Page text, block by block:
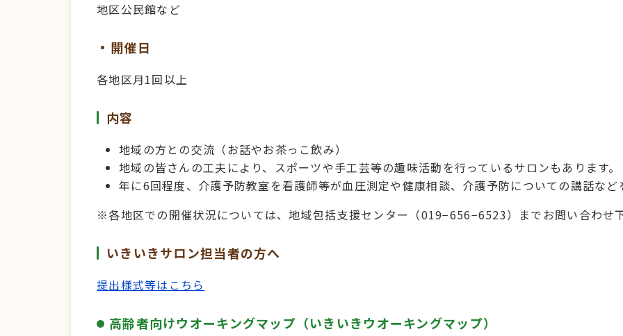
地区公民館など
開催日
各地区月1回以上
内容
地域の方との交流（お話やお茶っこ飲み）
地域の皆さんの工夫により、スポーツや手工芸等の趣味活動を行っているサロンもあります。
年に6回程度、介護予防教室を看護師等が血圧測定や健康相談、介護予防についての講話など
※各地区での開催状況については、地域包括支援センター（019−656−6523）までお問い合わせ下
いきいきサロン担当者の方へ
提出様式等はこちら
高齢者向けウオーキングマップ（いきいきウオーキングマップ）